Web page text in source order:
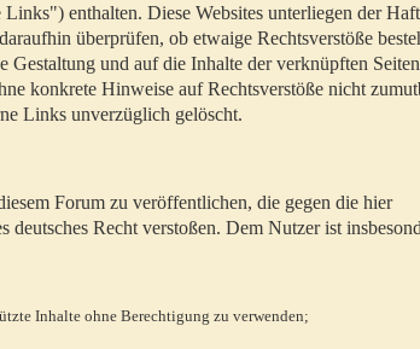
enthalten. Diese Websites unterliegen der
überprüfen, ob etwaige Rechtsverstöße
und auf die Inhalte der verknüpften
konkrete Hinweise auf Rechtsverstöße nicht
Links unverzüglich gelöscht.
Forum zu veröffentlichen, die gegen die hier
deutsches Recht verstoßen. Dem Nutzer ist
Inhalte ohne Berechtigung zu verwenden;